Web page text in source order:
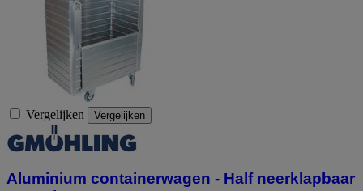
Vergelijken Vergelijken
Aluminium containerwagen - Half neerklapbaar